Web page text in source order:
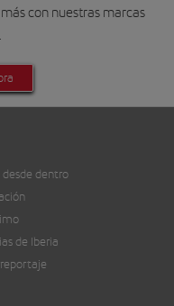
con nuestras marcas
desde dentro
de Iberia